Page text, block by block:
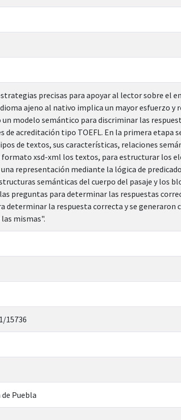
precisas para apoyar al lector sobre el
ajeno al nativo implica un mayor esfuerzo y
modelo semántico para discriminar las
de acreditación tipo TOEFL. En la primera etapa
de textos, sus características, relaciones
formato xsd-xml los textos, para estructurar los
representación mediante la lógica de
semánticas del cuerpo del pasaje y los
preguntas para determinar las respuestas
la respuesta correcta y se generaron
mismas".
15736
Puebla